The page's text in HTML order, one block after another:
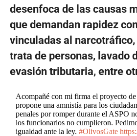
desenfoca de las causas
que demandan rapidez
vinculadas al
trata de personas, lavado
evasión tributaria, entre
Acompañé con mi firma el proyecto de
propone una amnistía para los
penales por romper durante el ASPO
los funcionarios no cumplieron.
igualdad ante la ley.#OlivosGate